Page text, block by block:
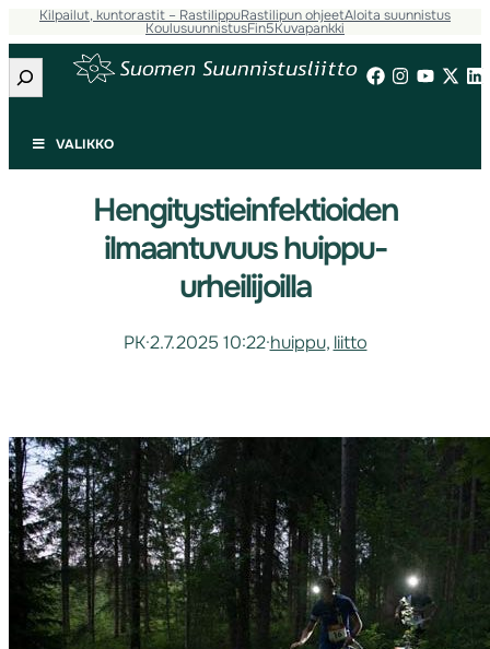
Kilpailut, kuntorastit – RastilippuRastilipun ohjeetAloita suunnistus
KoulusuunnistusFin5Kuvapankki
Etsi
VALIKKO
Hengitystieinfektioiden
ilmaantuvuus huippu-
urheilijoilla
PK·2.7.2025 10:22·huippu, liitto